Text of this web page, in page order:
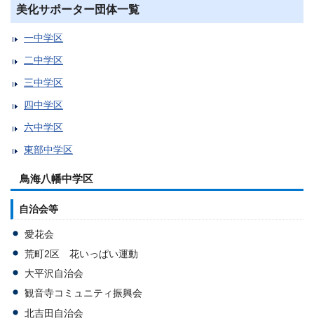
美化サポーター団体一覧
一中学区
二中学区
三中学区
四中学区
六中学区
東部中学区
鳥海八幡中学区
自治会等
愛花会
荒町2区 花いっぱい運動
大平沢自治会
観音寺コミュニティ振興会
北吉田自治会